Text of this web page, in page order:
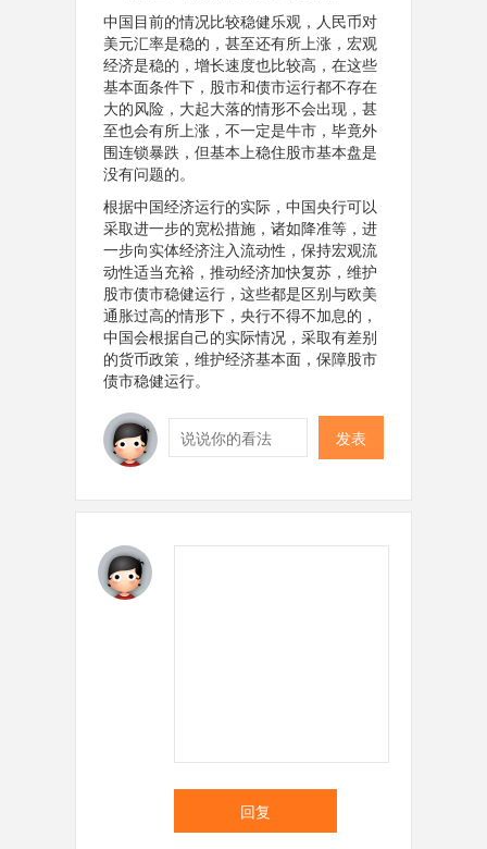
中国目前的情况比较稳健乐观，人民币对
美元汇率是稳的，甚至还有所上涨，宏观
经济是稳的，增长速度也比较高，在这些
基本面条件下，股市和债市运行都不存在
大的风险，大起大落的情形不会出现，甚
至也会有所上涨，不一定是牛市，毕竟外
围连锁暴跌，但基本上稳住股市基本盘是
没有问题的。
根据中国经济运行的实际，中国央行可以
采取进一步的宽松措施，诸如降准等，进
一步向实体经济注入流动性，保持宏观流
动性适当充裕，推动经济加快复苏，维护
股市债市稳健运行，这些都是区别与欧美
通胀过高的情形下，央行不得不加息的，
中国会根据自己的实际情况，采取有差别
的货币政策，维护经济基本面，保障股市
债市稳健运行。
发表
回复